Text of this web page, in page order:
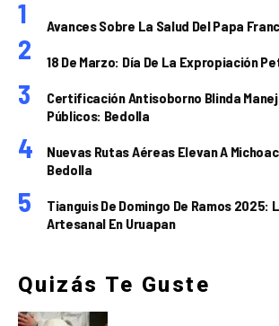
Avances Sobre La Salud Del Papa
18 De Marzo: Día De La Expropiación
Certificación Antisoborno Blinda
Públicos: Bedolla
Nuevas Rutas Aéreas Elevan A
Bedolla
Tianguis De Domingo De Ramos 2025:
Artesanal En Uruapan
Quizás Te Guste